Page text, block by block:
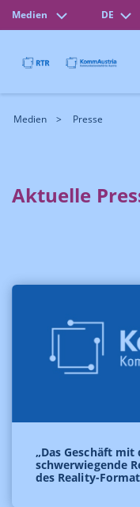
Medien DE
Medien Presse
Aktuelle
„Das Geschäft
schwerwiegende
des Reality-